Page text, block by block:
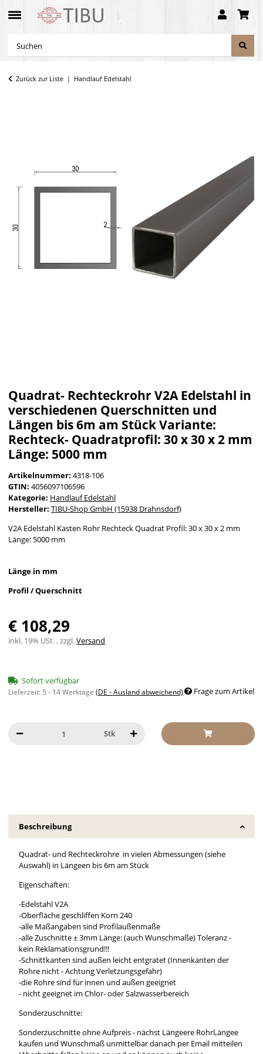
Zurück zur Liste Handlauf Edelstahl
Quadrat- Rechteckrohr V2A Edelstahl in
verschiedenen Querschnitten und
Längen bis 6m am Stück Variante:
Rechteck- Quadratprofil: 30 x 30 x 2 mm
Länge: 5000 mm
Artikelnummer: 4318-106
GTIN: 4056097106596
Kategorie: Handlauf Edelstahl
Hersteller: TIBU-Shop GmbH (15938 Drahnsdorf)
V2A Edelstahl Kasten Rohr Rechteck Quadrat Profil: 30 x 30 x 2 mm
Länge: 5000 mm
Länge in mm
Profil / Querschnitt
€ 108,29
inkl. 19% USt. , zzgl.Versand
Sofort verfügbar
Lieferzeit: 5 - 14 Werktage (DE - Ausland abweichend) Frage zum Artikel
Stk
Beschreibung
Quadrat- und Rechteckrohre in vielen Abmessungen (siehe
Auswahl) in Längeen bis 6m am Stück
Eigenschaften:
-Edelstahl V2A
-Oberfläche geschliffen Korn 240
-alle Maßangaben sind Profilaußenmaße
-alle Zuschnitte ± 3mm Länge: (auch Wunschmaße) Toleranz -
kein Reklamationsgrund!!!
-Schnittkanten sind außen leicht entgratet (Innenkanten der
Rohre nicht - Achtung Verletzungsgefahr)
-die Rohre sind für innen und außen geeignet
- nicht geeignet im Chlor- oder Salzwasserbereich
Sonderzuschnitte:
Sonderzuschnitte ohne Aufpreis - nächst Längeere RohrLängee
kaufen und Wunschmaß unmittelbar danach per Email mitteilen